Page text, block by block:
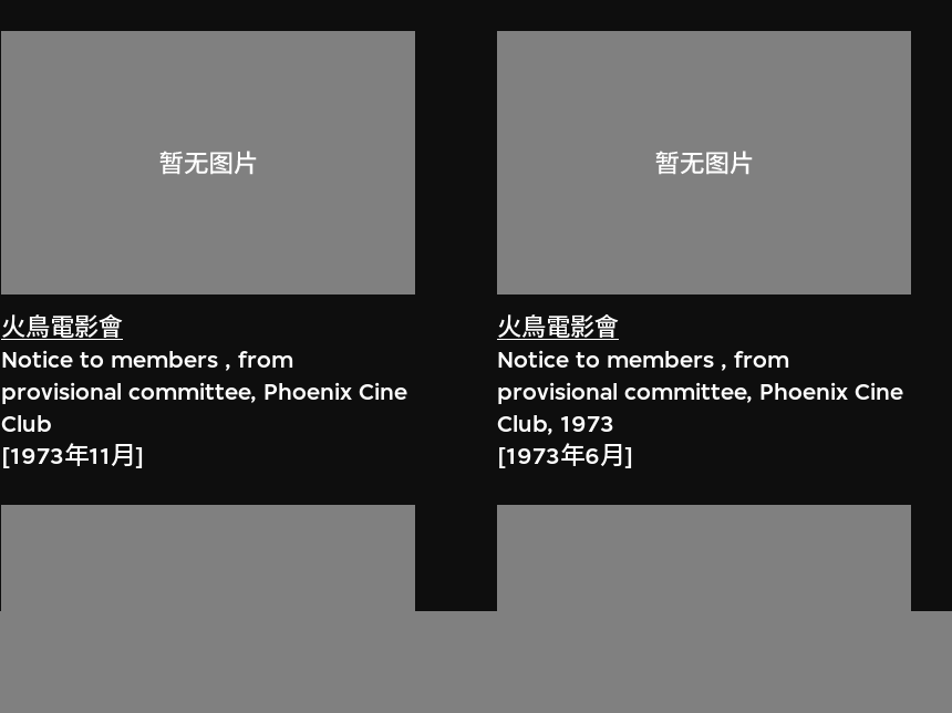
火鳥電影會
Notice to members , from
provisional committee, Phoenix Cine
Club
[1973年11月]
火鳥電影會
Notice to members , from
provisional committee, Phoenix Cine
Club, 1973
[1973年6月]